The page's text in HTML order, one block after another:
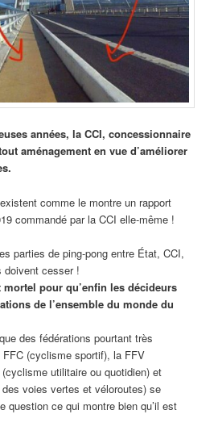
années, la CCI, concessionnaire
aménagement en vue d’améliorer
comme le montre un rapport
commandé par la CCI elle-même !
parties de ping-pong entre État, CCI,
doivent cesser !
pour qu’enfin les décideurs
de l’ensemble du monde du
des fédérations pourtant très
(cyclisme sportif), la FFV
utilitaire ou quotidien) et
des voies vertes et véloroutes) se
question ce qui montre bien qu’il est